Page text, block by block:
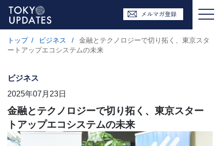
トップ / ビジネス /
金融とテクノロジーで切り拓く、東京スタ
ートアップエコシステムの未来
ビジネス
2025年07月23日
金融とテクノロジーで切り拓く、東京スター
トアップエコシステムの未来